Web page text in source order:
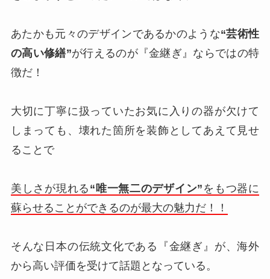
あたかも元々のデザインであるかのような“芸術性
の高い修繕”が行えるのが『金継ぎ』ならではの特
徴だ！
大切に丁寧に扱っていたお気に入りの器が欠けて
しまっても、壊れた箇所を装飾としてあえて見せ
ることで
美しさが現れる “唯一無二のデザイン” をもつ器に
蘇らせることができるのが最大の魅力だ！！
そんな日本の伝統文化である『金継ぎ』が、海外
から高い評価を受けて話題となっている。